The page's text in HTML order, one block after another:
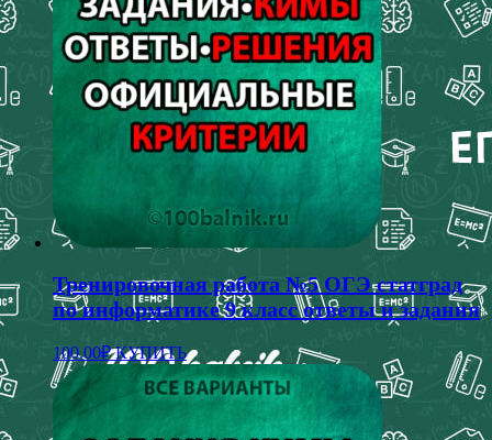
Тренировочная работа №5 ОГЭ статград
по информатике 9 класс ответы и задания
100.00₽ КУПИТЬ